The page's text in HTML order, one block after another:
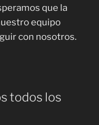
que la
equipo
con nosotros.
todos los